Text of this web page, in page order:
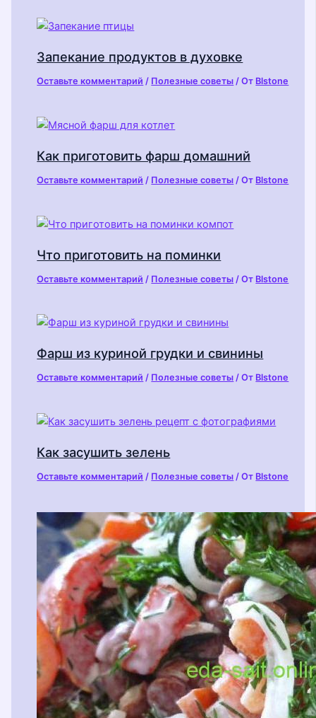
Запекание продуктов в духовке
Оставьте комментарий / Полезные советы / От Blstone
Как приготовить фарш домашний
Оставьте комментарий / Полезные советы / От Blstone
Что приготовить на поминки
Оставьте комментарий / Полезные советы / От Blstone
Фарш из куриной грудки и свинины
Оставьте комментарий / Полезные советы / От Blstone
Как засушить зелень
Оставьте комментарий / Полезные советы / От Blstone